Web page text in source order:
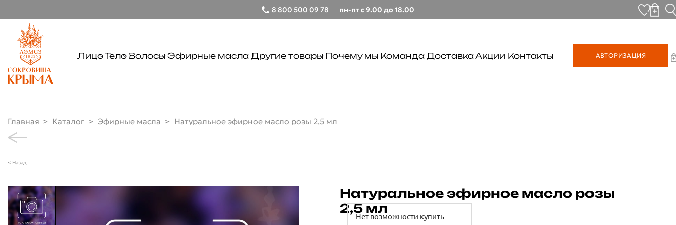
8 800 500 09 78 пн-пт с 9.00 до 18.00
Лицо
Демакияж
Губы
Тело
Руки
ВолосыЭфирные масла Другие товары
Чаи травяные
Почему мы Команда ДоставкаАкции Контакты АВТОРИЗАЦИЯ
Очищение
Демакияж
Тело
Главная Каталог Эфирные масла Натуральное эфирное масло розы 2,5 мл
< Назад
Натуральное эфирное масло розы
2,5 мл
Нет возможности купить -